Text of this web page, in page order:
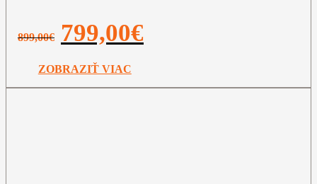
899,00€
Pôvodná
cena
899,00€.
799,00€
ZOBRAZIŤ VIAC